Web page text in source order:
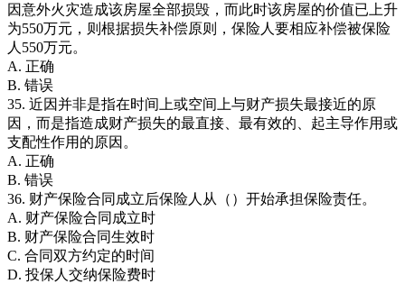
因意外火灾造成该房屋全部损毁，而此时该房屋的价值已上升
为550万元，则根据损失补偿原则，保险人要相应补偿被保险
人550万元。
A. 正确
B. 错误
35. 近因并非是指在时间上或空间上与财产损失最接近的原
因，而是指造成财产损失的最直接、最有效的、起主导作用或
支配性作用的原因。
A. 正确
B. 错误
36. 财产保险合同成立后保险人从（）开始承担保险责任。
A. 财产保险合同成立时
B. 财产保险合同生效时
C. 合同双方约定的时间
D. 投保人交纳保险费时